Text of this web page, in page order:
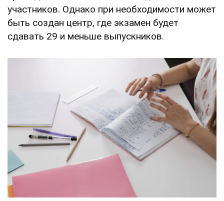
участников. Однако при необходимости может
быть создан центр, где экзамен будет
сдавать 29 и меньше выпускников.